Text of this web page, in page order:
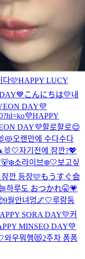
다🩷HAPPY LUCY
こんにちは💛내
DAY💜
💜HAPPY
DAY💜할로할로😌
오랜만에 수다수다
자기전에 잠깐?💖
🐻‍❄️소라이브❄️🤍 보고싶
깐 등장🩷もうすぐ会
하루도 おつかれ🤫💗
9월안녀엉🌌🤍루랑둥
SORA DAY💛커
MINSEO DAY💚
와우뭐행😻2주차 폼폼